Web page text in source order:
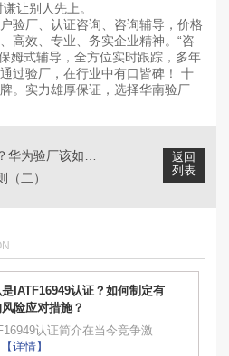
让别人先上。
验厂、认证咨询、咨询辅导，价格
高效、专业、务实企业精神。“咨
姆式辅导，全方位实时跟踪，多年
过验厂，在行业中有口皆碑！ 十
。实力雄厚保证，选择华南验厂
返回
列表
（二）
IATF16949认证？如何制定有
险应对措施？
认证简介在当今竞争激
【详情】